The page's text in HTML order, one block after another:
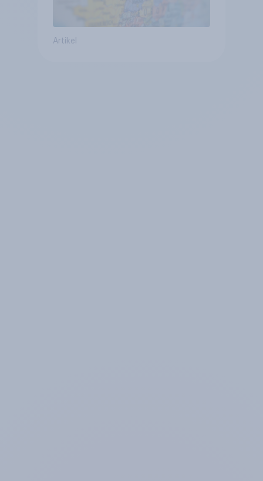
Artikel